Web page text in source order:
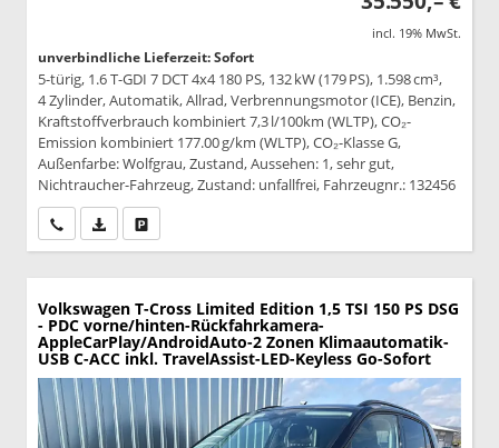
incl. 19% MwSt.
unverbindliche Lieferzeit: Sofort
5-türig, 1.6 T-GDI 7 DCT 4x4 180 PS, 132 kW (179 PS), 1.598 cm³,
4 Zylinder, Automatik, Allrad, Verbrennungsmotor (ICE), Benzin,
Kraftstoffverbrauch kombiniert 7,3 l/100km (WLTP), CO₂-
Emission kombiniert 177.00 g/km (WLTP), CO₂-Klasse G,
Außenfarbe: Wolfgrau, Zustand, Aussehen: 1, sehr gut,
Nichtraucher-Fahrzeug, Zustand: unfallfrei, Fahrzeugnr.: 132456
Wir rufen Sie anPDF-Datei, Fahrzeugexposé drucken
Volkswagen T-Cross Limited Edition 1,5 TSI 150 PS DSG
- PDC vorne/hinten-Rückfahrkamera-
AppleCarPlay/AndroidAuto-2 Zonen Klimaautomatik-
USB C-ACC inkl. TravelAssist-LED-Keyless Go-Sofort